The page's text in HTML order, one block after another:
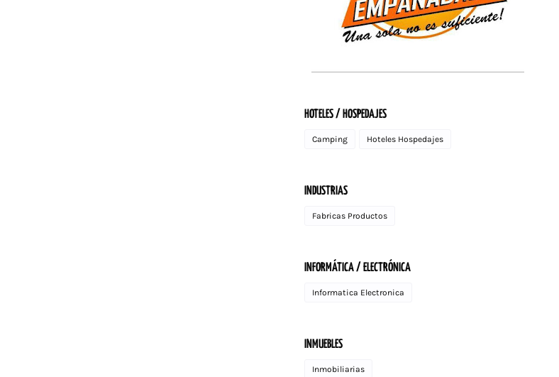
HOTELES / HOSPEDAJES
Camping Hoteles Hospedajes
INDUSTRIAS
Fabricas Productos
INFORMÁTICA / ELECTRÓNICA
Informatica Electronica
INMUEBLES
Inmobiliarias